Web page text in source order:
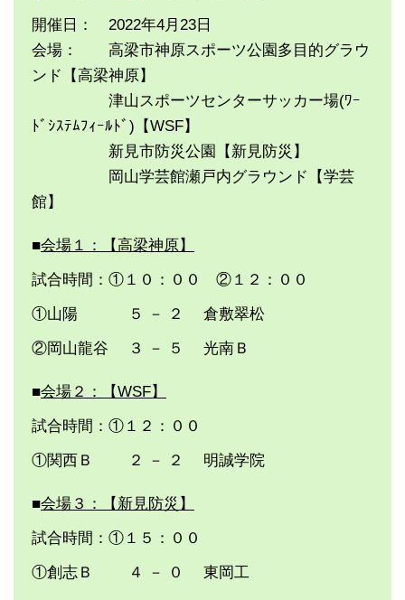
開催日： 2022年4月23日
会場： 高梁市神原スポーツ公園多目的グラウ
ンド【高梁神原】
津山スポーツセンターサッカー場(ﾜｰ
ﾄﾞｼｽﾃﾑﾌｨｰﾙﾄﾞ)【WSF】
新見市防災公園【新見防災】
岡山学芸館瀬戸内グラウンド【学芸
館】
■会場１：【高梁神原】
試合時間：①１０：００ ②１２：００
①山陽 ５ － ２ 倉敷翠松
②岡山龍谷 ３ － ５ 光南Ｂ
■会場２：【WSF】
試合時間：①１２：００
①関西Ｂ ２ － ２ 明誠学院
■会場３：【新見防災】
試合時間：①１５：００
①創志Ｂ ４ － ０ 東岡工